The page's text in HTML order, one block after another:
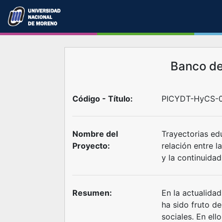
Banco
Código - Título: PICYDT-
Nombre del
Proyecto:
Trayectorias
relación entre
y la
Resumen:
En la
ha sido fruto
sociales. En